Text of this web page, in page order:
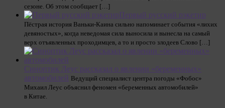
сезоне. Об этом сообщает […]
Первый русский рэкетир
Пёстрая история Ваньки-Каина сильно напоминает события «лихих
девяностых», когда неведомая сила выносила и вынесла на самый
верх отъявленных проходимцев, а то и просто злодеев Слово […]
Синоптик Леус рассказал о явлении «беременных»
автомобилей Ведущий специалист центра погоды «Фобос»
Михаил Леус объяснил феномен «беременных автомобилей»
в Китае.